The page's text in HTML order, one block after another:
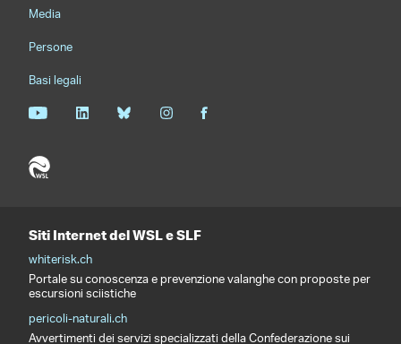
Media
Persone
Basi legali
Siti Internet del WSL e SLF
whiterisk.ch
Portale su conoscenza e prevenzione valanghe con proposte per
escursioni sciistiche
pericoli-naturali.ch